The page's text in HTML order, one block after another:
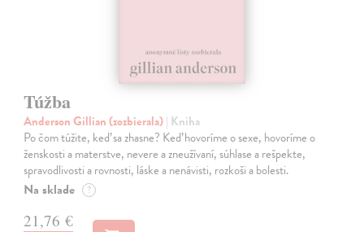
Túžba
Anderson Gillian (zozbierala)| Kniha
Po čom túžite, keď sa zhasne? Keď hovoríme o sexe, hovoríme o
ženskosti a materstve, nevere a zneužívaní, súhlase a rešpekte,
spravodlivosti a rovnosti, láske a nenávisti, rozkoši a bolesti.
Na sklade ?
21,76 €